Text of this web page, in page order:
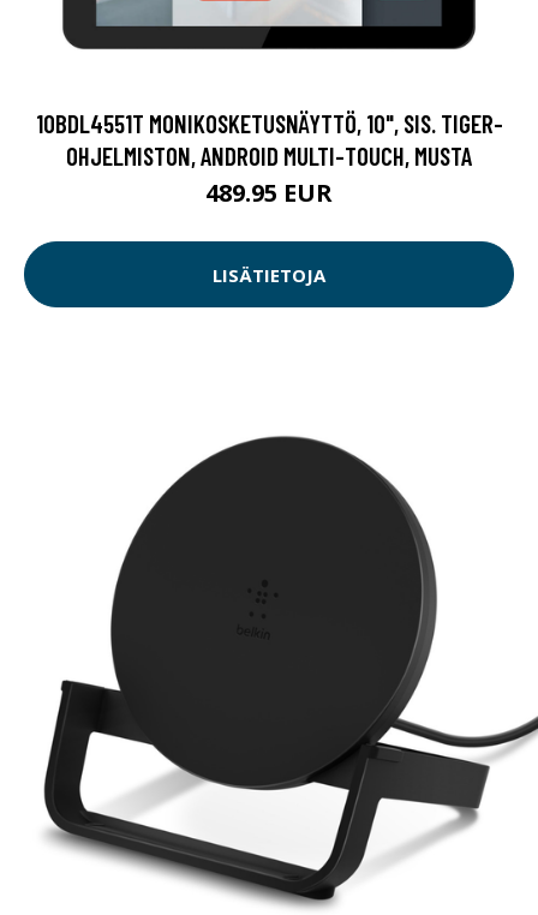
10BDL4551T MONIKOSKETUSNÄYTTÖ, 10", SIS. TIGER-
OHJELMISTON, ANDROID MULTI-TOUCH, MUSTA
489.95 EUR
LISÄTIETOJA